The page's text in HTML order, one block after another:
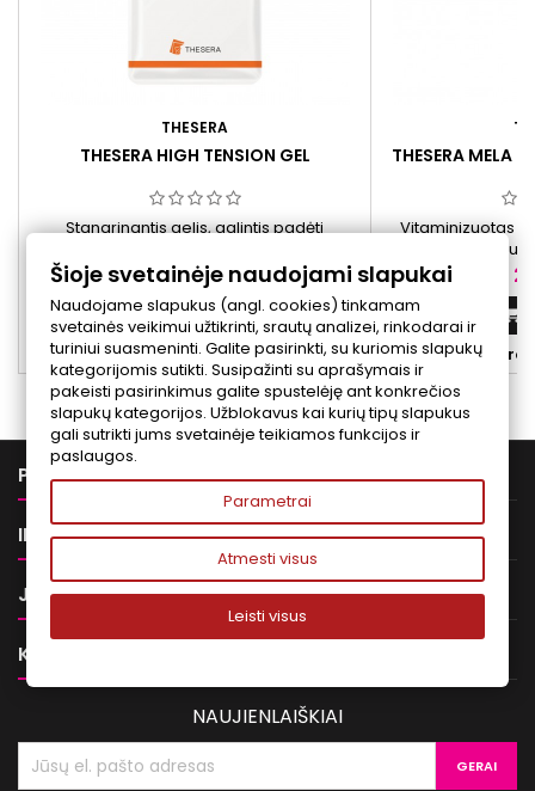
THESERA
THESERA HIGH TENSION GEL
Stangrinantis gelis, galintis padėti
išvaizdą.
Kaina
8,00 €
 Į krepšelį
Yra sandėlyje
THESERA MELA
Vitaminizuotas
skaistinti odą ir


PREKĖS 
INFORMACIJA 
JŪSŲ PASKYRA 
KONTAKTAI
NAUJIENLAIŠKIAI
Šioje svetainėje naudojami slapukai
Naudojame slapukus (angl. cookies) tinkamam
svetainės veikimui užtikrinti, srautų analizei, rinkodarai ir
turiniui suasmeninti. Galite pasirinkti, su kuriomis slapukų
kategorijomis sutikti. Susipažinti su aprašymais ir
pakeisti pasirinkimus galite spustelėję ant konkrečios
slapukų kategorijos. Užblokavus kai kurių tipų slapukus
gali sutrikti jums svetainėje teikiamos funkcijos ir
paslaugos.
Parametrai
Atmesti visus
Leisti visus